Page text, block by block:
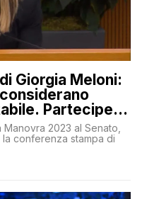
Giorgia Meloni:
Parteciperò
2023 al Senato,
conferenza stampa di